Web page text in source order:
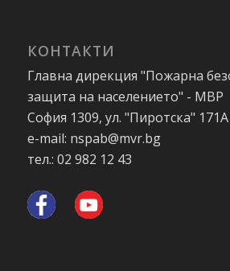
КОНТАКТИ
Главна дирекция "Пожарна
защита на населението" - МВР
София 1309, ул. "Пиротска" 171А
e-mail: nspab@mvr.bg
тел.: 02 982 12 43